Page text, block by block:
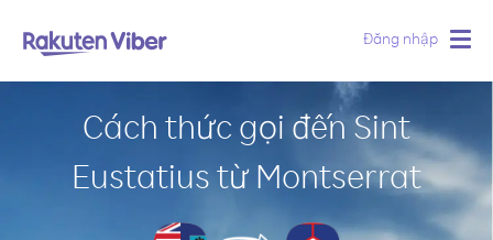
Đăng nhập
Cách thức gọi đến Sint
Eustatius từ Montserrat